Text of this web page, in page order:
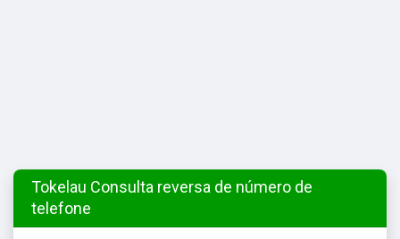
Tokelau Consulta reversa de número de
telefone